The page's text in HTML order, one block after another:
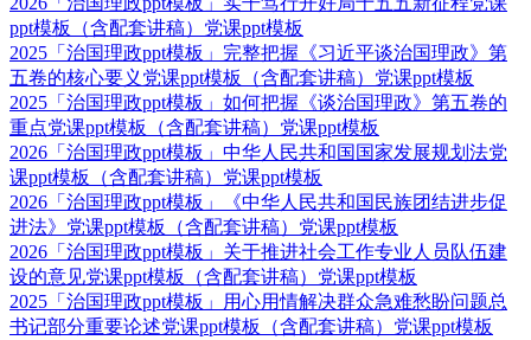
ppt模板（含配套讲稿）党课ppt模板
2025「治国理政ppt模板」完整把握《习近平谈治国理政》第
五卷的核心要义党课ppt模板（含配套讲稿）党课ppt模板
2025「治国理政ppt模板」如何把握《谈治国理政》第五卷的
重点党课ppt模板（含配套讲稿）党课ppt模板
2026「治国理政ppt模板」中华人民共和国国家发展规划法党
课ppt模板（含配套讲稿）党课ppt模板
2026「治国理政ppt模板」《中华人民共和国民族团结进步促
进法》党课ppt模板（含配套讲稿）党课ppt模板
2026「治国理政ppt模板」关于推进社会工作专业人员队伍建
设的意见党课ppt模板（含配套讲稿）党课ppt模板
2025「治国理政ppt模板」用心用情解决群众急难愁盼问题总
书记部分重要论述党课ppt模板（含配套讲稿）党课ppt模板